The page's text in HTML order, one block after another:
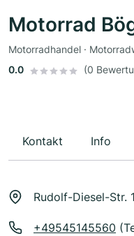
Motorrad
0.0
(0
Kontakt Info
Rudolf-Diesel-Str.
+49545145560